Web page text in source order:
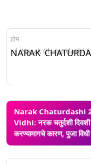
होम
Narak Chaturdashi
NARAK
Narak Chaturdashi
Vidhi: नरक चतुर्दशी
करण्यामागचे कारण, पुजा
जाणून घ्या